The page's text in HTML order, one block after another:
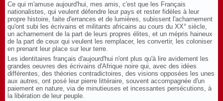
Ce qui m'amuse aujourd'hui, mes amis, c'est que les Français
nationalistes, qui veulent défendre leur pays et rester fidèles à leur
propre histoire, faite d'errances et de lumières, subissent l'acharnement
qu'ont subi les écrivains et militants africains au cours du XX° siècle,
un acharnement de la part de leurs propres élites, et un mépris haineux
de la part de ceux qui veulent les remplacer, les convertir, les coloniser
en prenant leur place sur leur terre.
Les identitaires français d'aujourd'hui n'ont plus qu'à lire avidement les
grandes oeuvres des écrivains d'Afrique noire qui, avec des idées
différentes, des théories contradictoires, des visions opposées les unes
aux autres, ont posé leur pierre littéraire, souvent accompagnée d'un
paiement en nature, via de minutieuses et incessantes persécutions, à
la libération de leur peuple.